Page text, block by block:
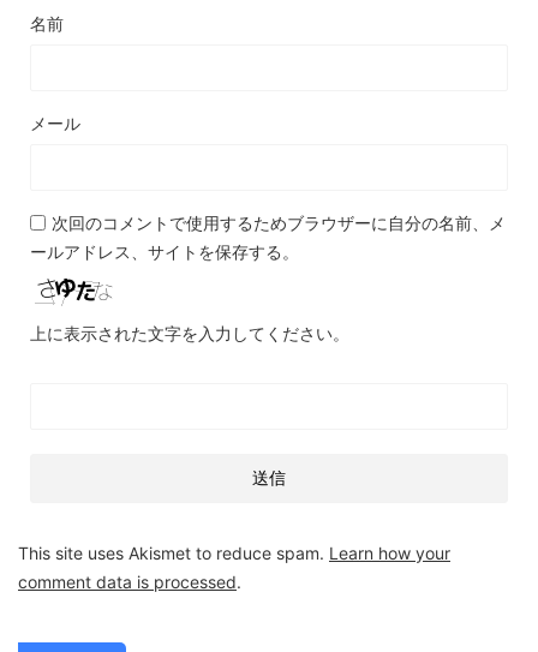
名前
メール
次回のコメントで使用するためブラウザーに自分の名前、メ
ールアドレス、サイトを保存する。
上に表示された文字を入力してください。
This site uses Akismet to reduce spam. Learn how your
comment data is processed.